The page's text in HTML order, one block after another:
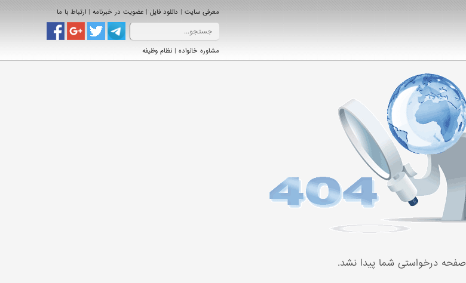
معرفی سایت | دانلود فایل | عضویت در خبرنامه | ارتباط با ما
مشاوره خانواده | نظام وظیفه
صفحه درخواستی شما پیدا نشد.